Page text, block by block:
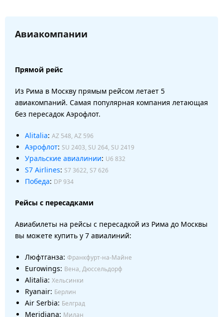
Авиакомпании
Прямой рейс
Из Рима в Москву прямым рейсом летает 5
авиакомпаний. Самая популярная компания летающая
без пересадок Аэрофлот.
Alitalia: AZ 548, AZ 596
Аэрофлот: SU 2403, SU 264, SU 2419
Уральские авиалинии: U6 832
S7 Airlines: S7 3622, S7 626
Победа: DP 934
Рейсы с пересадками
Авиабилеты на рейсы с пересадкой из Рима до Москвы
вы можете купить у 7 авиалиний:
Люфтганза: Франкфурт-на-Майне
Eurowings: Вена, Дюссельдорф
Alitalia: Хельсинки
Ryanair: Берлин
Air Serbia: Белград
Meridiana: Милан